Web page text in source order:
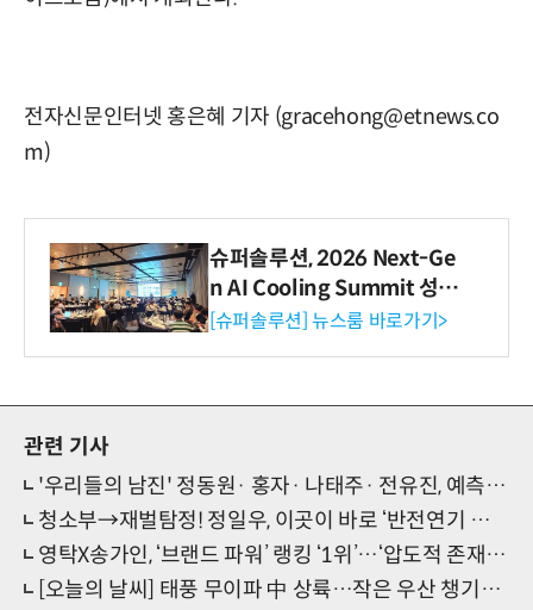
전자신문인터넷 홍은혜 기자 (gracehong@etnews.co
m)
슈퍼솔루션, 2026 Next-Ge
n AI Cooling Summit 성황
리 성료
[슈퍼솔루션] 뉴스룸 바로가기>
관련 기사
'우리들의 남진' 정동원· 홍자· 나태주· 전유진, 예측 불가 고품격 라이브 대결
청소부→재벌탐정! 정일우, 이곳이 바로 ‘반전연기 맛집’
영탁X송가인, ‘브랜드 파워’ 랭킹 ‘1위’…‘압도적 존재감’
[오늘의 날씨] 태풍 무이파 中 상륙…작은 우산 챙기세요